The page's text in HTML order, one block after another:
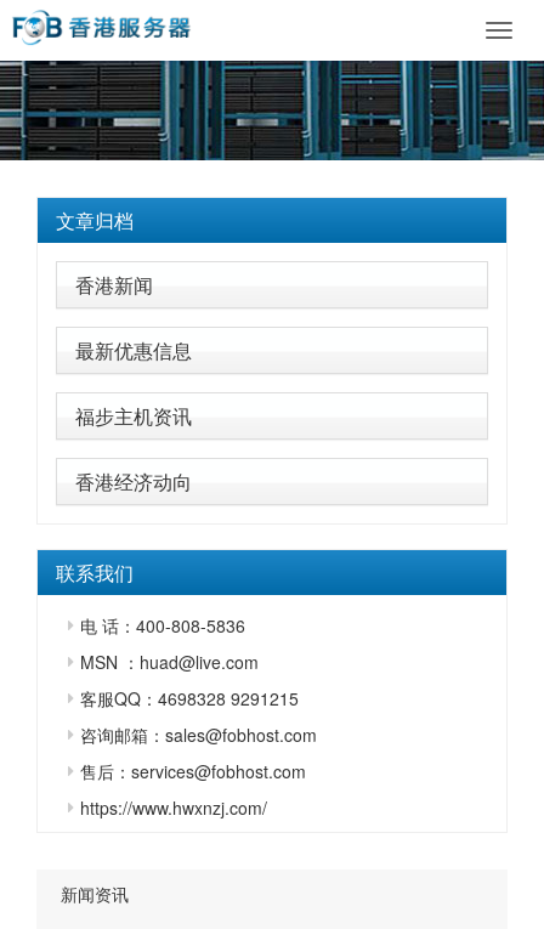
文章归档
香港新闻
最新优惠信息
福步主机资讯
香港经济动向
联系我们
电 话：400-808-5836
MSN ：huad@live.com
客服QQ：4698328 9291215
咨询邮箱：sales@fobhost.com
售后：services@fobhost.com
https://www.hwxnzj.com/
新闻资讯